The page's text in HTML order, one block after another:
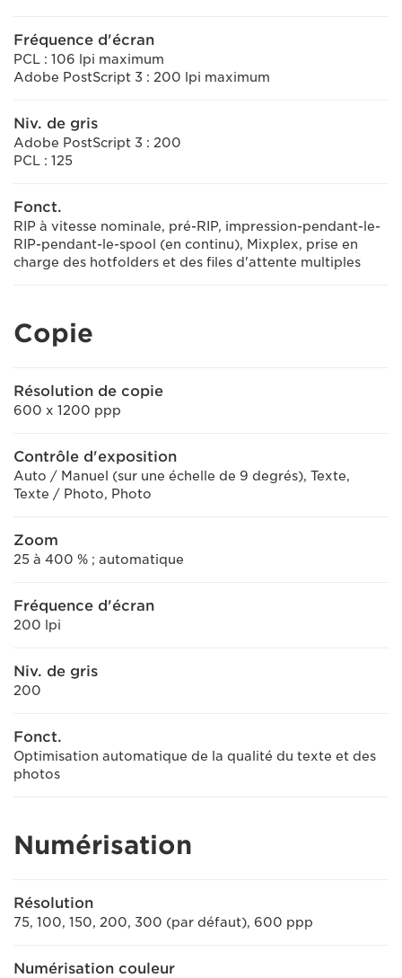
Fréquence d'écran
PCL : 106 lpi maximum
Adobe PostScript 3 : 200 lpi maximum
Niv. de gris
Adobe PostScript 3 : 200
PCL : 125
Fonct.
RIP à vitesse nominale, pré-RIP, impression-pendant-le-
RIP-pendant-le-spool (en continu), Mixplex, prise en
charge des hotfolders et des files d'attente multiples
Copie
Résolution de copie
600 x 1200 ppp
Contrôle d'exposition
Auto / Manuel (sur une échelle de 9 degrés), Texte,
Texte / Photo, Photo
Zoom
25 à 400 % ; automatique
Fréquence d'écran
200 lpi
Niv. de gris
200
Fonct.
Optimisation automatique de la qualité du texte et des
photos
Numérisation
Résolution
75, 100, 150, 200, 300 (par défaut), 600 ppp
Numérisation couleur